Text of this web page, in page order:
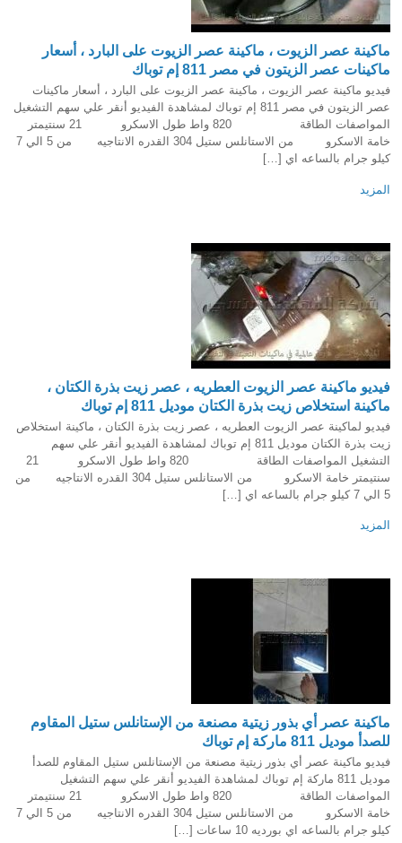
ماكينة عصر الزيوت ، ماكينة عصر الزيوت على البارد ، أسعار
ماكينات عصر الزيتون في مصر 811 إم توباك
فيديو ماكينة عصر الزيوت ، ماكينة عصر الزيوت على البارد ، أسعار ماكينات
عصر الزيتون في مصر 811 إم توباك لمشاهدة الفيديو أنقر علي سهم التشغيل
المواصفات الطاقة 820 واط طول الاسكرو 21 سنتيمتر
خامة الاسكرو من الاستانلس ستيل 304 القدره الانتاجيه من 5 الي 7
كيلو جرام بالساعه اي […]
المزيد
فيديو ماكينة عصر الزيوت العطريه ، عصر زيت بذرة الكتان ،
ماكينة استخلاص زيت بذرة الكتان موديل 811 إم توباك
فيديو لماكينة عصر الزيوت العطريه ، عصر زيت بذرة الكتان ، ماكينة استخلاص
زيت بذرة الكتان موديل 811 إم توباك لمشاهدة الفيديو أنقر علي سهم
التشغيل المواصفات الطاقة 820 واط طول الاسكرو 21
سنتيمتر خامة الاسكرو من الاستانلس ستيل 304 القدره الانتاجيه من
5 الي 7 كيلو جرام بالساعه اي […]
المزيد
ماكينة عصر أي بذور زيتية مصنعة من الإستانلس ستيل المقاوم
للصدأ موديل 811 ماركة إم توباك
فيديو ماكينة عصر أي بذور زيتية مصنعة من الإستانلس ستيل المقاوم للصدأ
موديل 811 ماركة إم توباك لمشاهدة الفيديو أنقر علي سهم التشغيل
المواصفات الطاقة 820 واط طول الاسكرو 21 سنتيمتر
خامة الاسكرو من الاستانلس ستيل 304 القدره الانتاجيه من 5 الي 7
كيلو جرام بالساعه اي بورديه 10 ساعات […]